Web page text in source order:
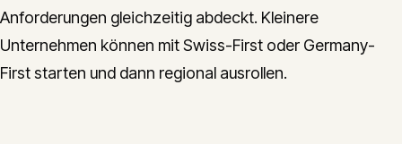
Anforderungen gleichzeitig abdeckt. Kleinere
Unternehmen können mit Swiss-First oder Germany-
First starten und dann regional ausrollen.